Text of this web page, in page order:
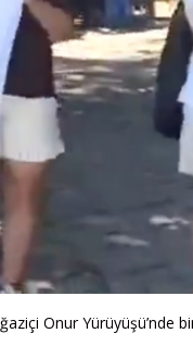
Onur Yürüyüşü’nde